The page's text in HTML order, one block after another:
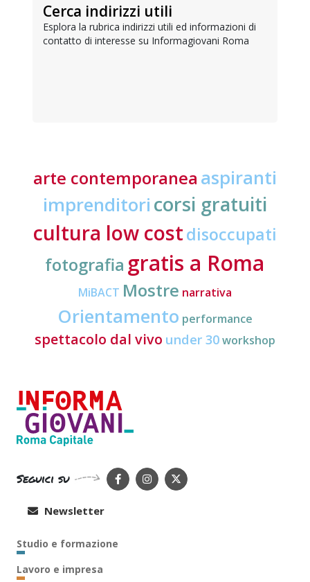
Cerca indirizzi utili
Esplora la rubrica indirizzi utili ed informazioni di
contatto di interesse su Informagiovani Roma
arte contemporanea aspiranti
imprenditori corsi gratuiti
cultura low costdisoccupati
fotografia gratis a Roma
MiBACT Mostre narrativa
Orientamento performance
spettacolo dal vivo under 30workshop
Seguici su
Newsletter
Studio e formazione
Lavoro e impresa